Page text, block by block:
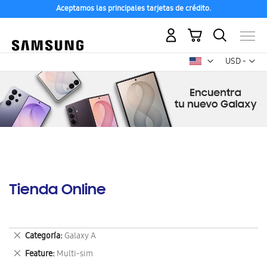
Aceptamos las principales tarjetas de crédito.
USD -
dólar
Mi carrito
Tienda Online
Categoría Galaxy A
Eliminar
este
artículo
Feature Multi-sim
Eliminar